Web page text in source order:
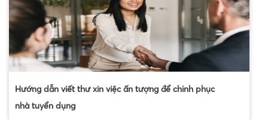
Hướng dẫn viết thư xin việc ấn tượng để chinh phục
nhà tuyển dụng